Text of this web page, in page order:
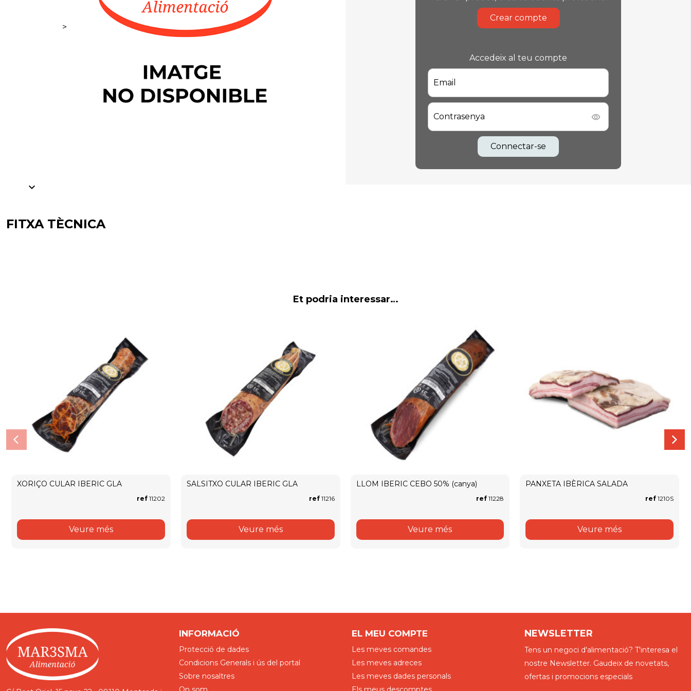
expand_more
>
Crear compte
Accedeix al teu compte
Email
Contrasenya
Connectar-se
FITXA TÈCNICA
Et podria interessar…
XORIÇO CULAR IBERIC GLA
ref11202
Veure més
SALSITXO CULAR IBERIC GLA
ref11216
Veure més
LLOM IBERIC CEBO 50% (canya)
ref 11228
Veure més
PANXETA IBÈRICA SALADA
ref 1210S
Veure més
INFORMACIÓ
Protecció de dades
Condicions Generals i ús del portal
Sobre nosaltres
EL MEU COMPTE
Les meves comandes
Les meves adreces
Les meves dades personals
NEWSLETTER
Tens un negoci d'alimentació? T'interesa el
nostre Newsletter. Gaudeix de novetats,
ofertas i promocions especials